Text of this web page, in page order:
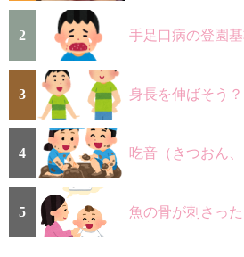
2 手足口病の登園
3 身長を伸ばそう？
4 吃音（きつおん、
5 魚の骨が刺さった